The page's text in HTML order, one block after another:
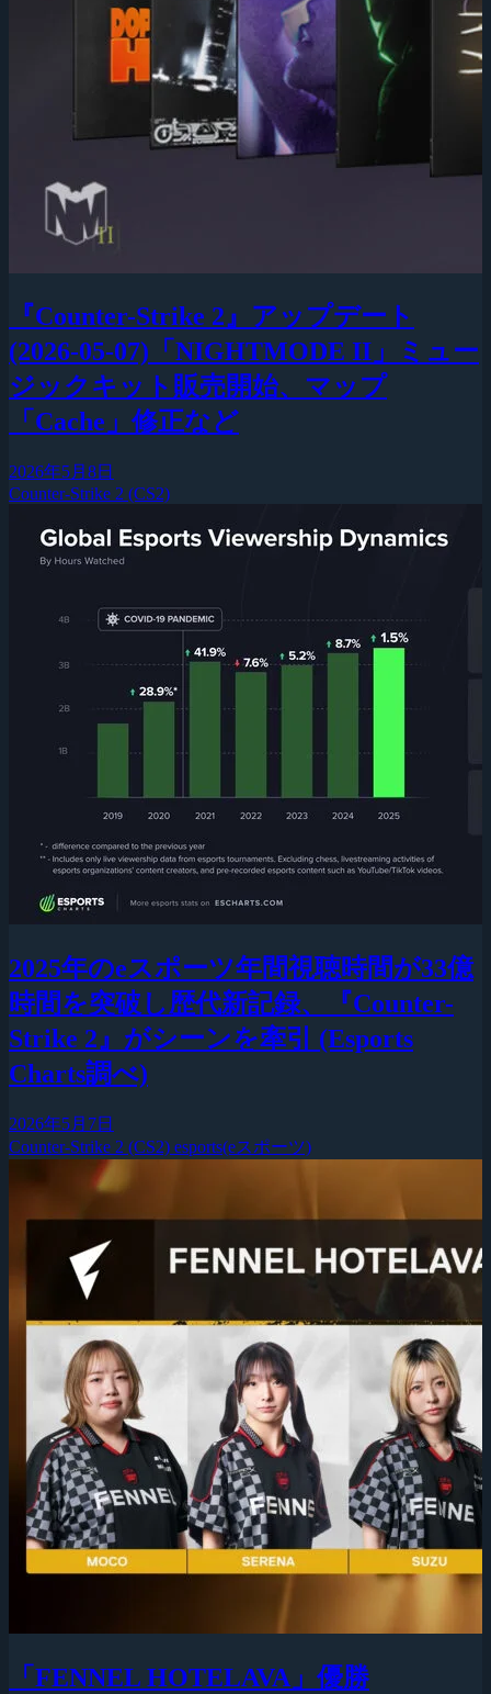
『Counter-Strike 2』アップデート
(2026-05-07)「NIGHTMODE II」ミュー
ジックキット販売開始、マップ
「Cache」修正など
2026年5月8日
Counter-Strike 2 (CS2)
2025年のeスポーツ年間視聴時間が33億
時間を突破し歴代新記録、『Counter-
Strike 2』がシーンを牽引 (Esports
Charts調べ)
2026年5月7日
Counter-Strike 2 (CS2) esports(eスポーツ)
「FENNEL HOTELAVA」優勝